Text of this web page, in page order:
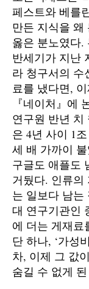
페스트와 베를
만든 지식을 왜
옳은 분노였다.
반세기가 지난
라 청구서의 수
료를 냈다면,
『네이처』에
연구원 반년 치
은 4년 사이 1
세 배 가까이
구글도 애플도
거뒀다. 인류의
는 일보다 남는
대 연구기관인
에 더는 게재료
단 하나, ‘가성
차, 이제 그 값
숨길 수 없게